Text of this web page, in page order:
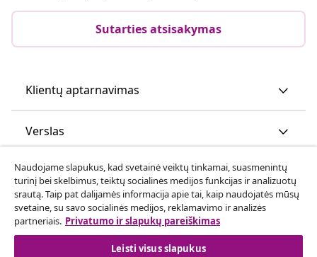
Sutarties atsisakymas
Klientų aptarnavimas
Verslas
vidaXL
Atraskite daugiau
Naudojame slapukus, kad svetainė veiktų tinkamai, suasmenintų
turinį bei skelbimus, teiktų socialinės medijos funkcijas ir analizuotų
srautą. Taip pat dalijamės informacija apie tai, kaip naudojatės mūsų
svetaine, su savo socialinės medijos, reklamavimo ir analizės
partneriais. Privatumo ir slapukų pareiškimas
Leisti visus slapukus